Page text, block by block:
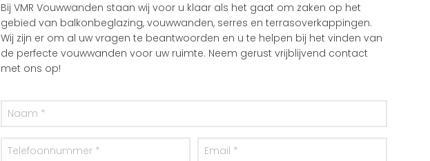
Bij VMR Vouwwanden staan wij voor u klaar als het gaat om zaken op het
gebied van balkonbeglazing, vouwwanden, serres en terrasoverkappingen.
Wij zijn er om al uw vragen te beantwoorden en u te helpen bij het vinden van
de perfecte vouwwanden voor uw ruimte. Neem gerust vrijblijvend contact
met ons op!